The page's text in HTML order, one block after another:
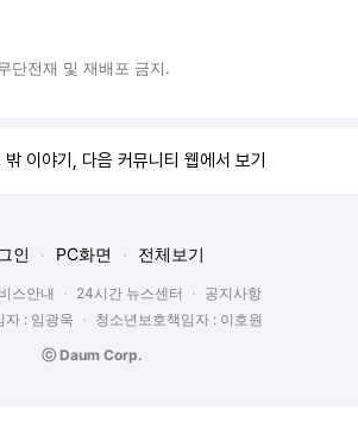
전재 및 재배포 금지.
밖 이야기, 다음 커뮤니티 웹에서 보기
인 PC화면 전체보기
스안내 24시간 뉴스센터
공지사항
자 : 임광욱
청소년보호책임자 : 이호원
ⓒ Daum Corp.